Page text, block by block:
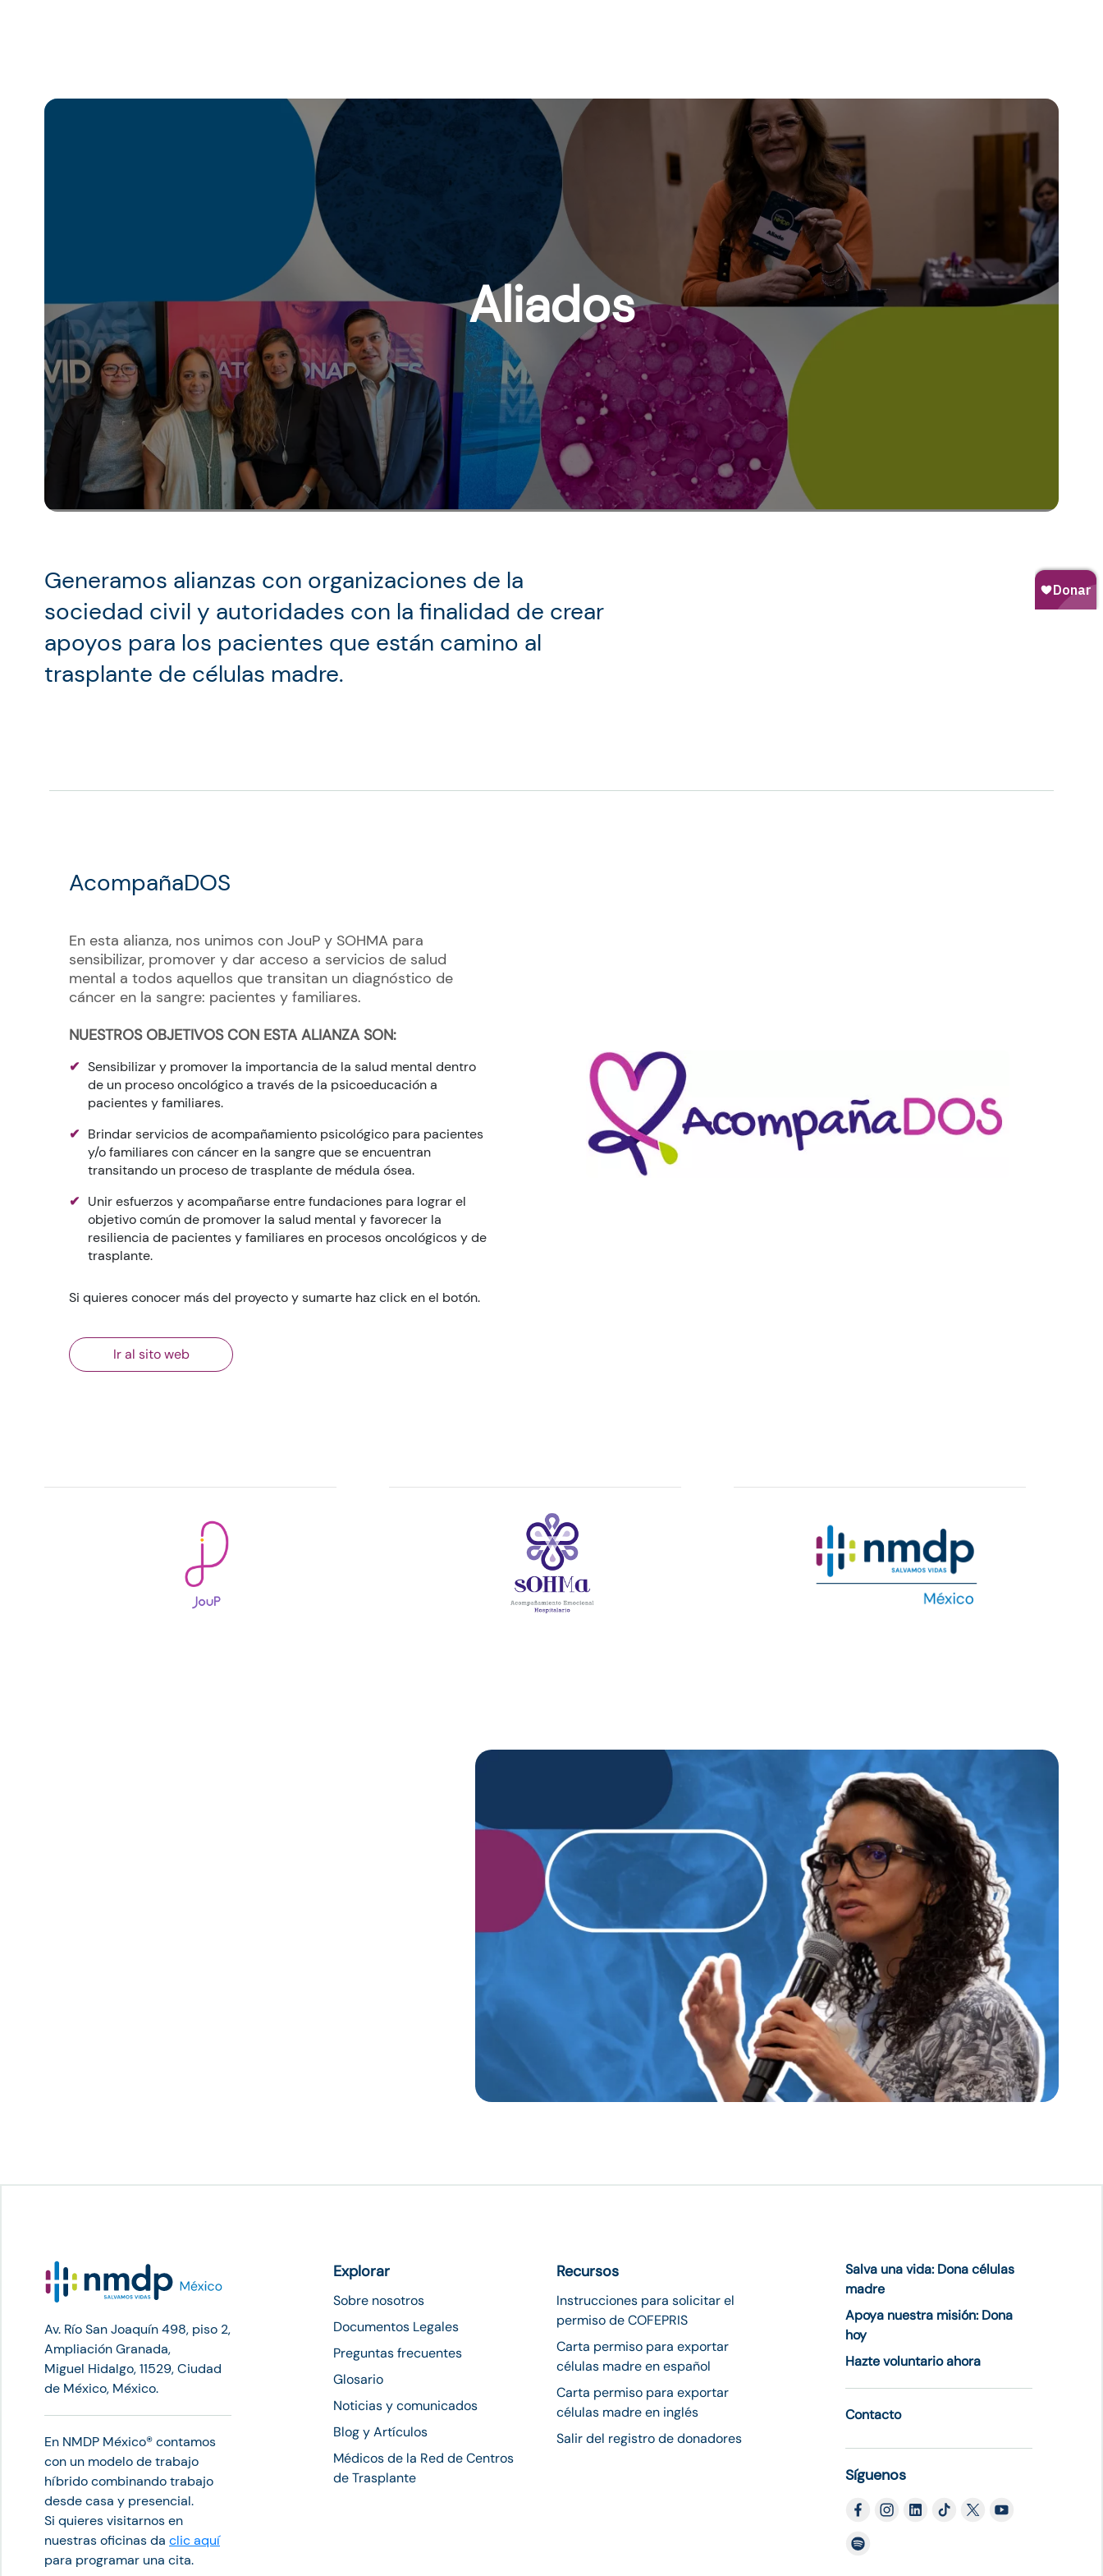
Aliados
Generamos alianzas con organizaciones de la
sociedad civil y autoridades con la finalidad de crear
apoyos para los pacientes que están camino al
trasplante de células madre.
AcompañaDOS
En esta alianza, nos unimos con JouP y SOHMA para
sensibilizar, promover y dar acceso a servicios de salud
mental a todos aquellos que transitan un diagnóstico de
cáncer en la sangre: pacientes y familiares.
NUESTROS OBJETIVOS CON ESTA ALIANZA SON:
Sensibilizar y promover la importancia de la salud mental dentro
de un proceso oncológico a través de la psicoeducación a
pacientes y familiares.
Brindar servicios de acompañamiento psicológico para pacientes
y/o familiares con cáncer en la sangre que se encuentran
transitando un proceso de trasplante de médula ósea.
Unir esfuerzos y acompañarse entre fundaciones para lograr el
objetivo común de promover la salud mental y favorecer la
resiliencia de pacientes y familiares en procesos oncológicos y de
trasplante.
Si quieres conocer más del proyecto y sumarte haz click en el botón.
Ir al sito web
Av. Río San Joaquín 498, piso 2,
Ampliación Granada,
Miguel Hidalgo, 11529, Ciudad
de México, México.
En NMDP México®︎ contamos
con un modelo de trabajo
híbrido combinando trabajo
desde casa y presencial.
Si quieres visitarnos en
nuestras oficinas da clic aquí
para programar una cita.
Explorar
Sobre nosotros
Documentos Legales
Preguntas frecuentes
Glosario
Noticias y comunicados
Blog y Artículos
Médicos de la Red de Centros
de Trasplante
Recursos
Instrucciones para solicitar el
permiso de COFEPRIS
Carta permiso para exportar
células madre en español
Carta permiso para exportar
células madre en inglés
Salir del registro de donadores
Salva una vida: Dona células
madre
Apoya nuestra misión: Dona
hoy
Hazte voluntario ahora
Contacto
Síguenos